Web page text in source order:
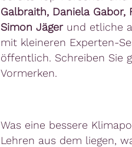
Galbraith, Daniela Gabor,
Simon Jägerund etliche
mit kleineren Experten-
öffentlich. Schreiben Sie
Vormerken.
Was eine bessere
Lehren aus dem liegen,